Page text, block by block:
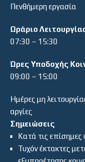
Πενθήμερη εργασία
Ωράριο
07:30 – 15:30
Ώρες Υποδοχής
09:00 – 15:00
Ημέρες μη
αργίες
Σημειώσεις
Κατά τις επίσημες
Τυχόν έκτακτες